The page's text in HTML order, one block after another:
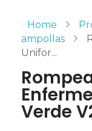
Home
ampollas
Unifor...
Verde